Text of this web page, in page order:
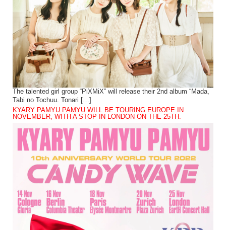
The talented girl group “PiXMiX” will release their 2nd album “Mada,
Tabi no Tochuu. Tonari […]
KYARY PAMYU PAMYU WILL BE TOURING EUROPE IN
NOVEMBER, WITH A STOP IN LONDON ON THE 25TH.